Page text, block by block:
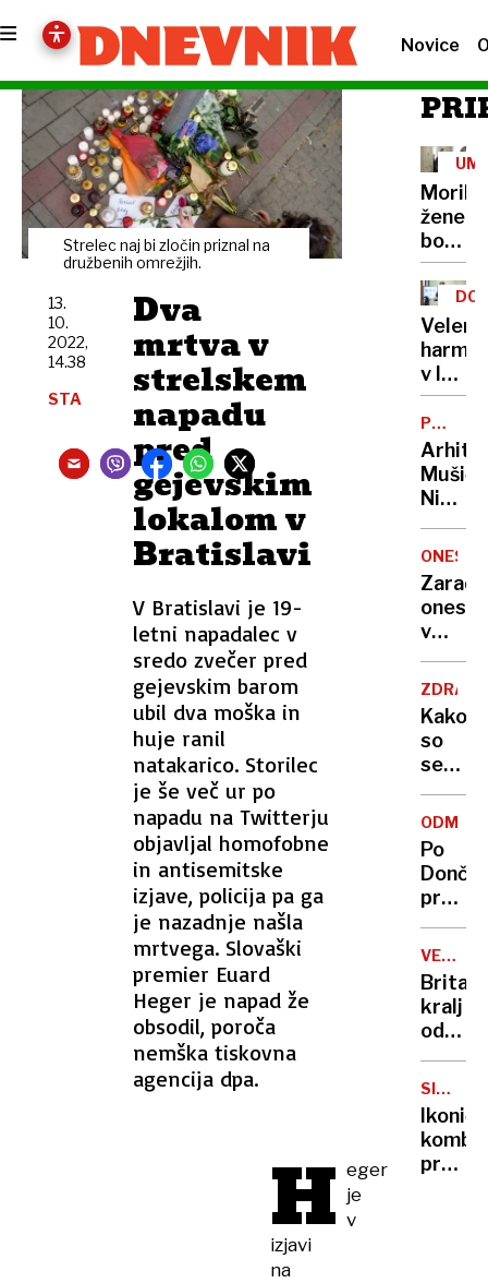
Novice
Strelec naj bi zločin priznal na
družbenih omrežjih.
Dva
mrtva v
strelskem
napadu
pred
gejevskim
lokalom v
Bratislavi
V Bratislavi je 19-
letni napadalec v
sredo zvečer pred
gejevskim barom
ubil dva moška in
huje ranil
natakarico. Storilec
je še več ur po
napadu na Twitterju
objavljal homofobne
in antisemitske
izjave, policija pa ga
je nazadnje našla
mrtvega. Slovaški
premier Euard
Heger je napad že
obsodil, poroča
nemška tiskovna
agencija dpa.
13.
10.
2022,
14.38
STA
H eger
je
v
izjavi
na
žene
bo
sedel
21
let
v lov
na
nov
rekord
CENTER
Mušič:
Nikoli
nisem
da je
to v
moji
sploh
Zaradi
v
delu
voda
Kako
so
se
cilji
vlade
Po
Karma
je
psica,
Nico
pa
njen
sin
VELIKA
kralj
zaradi
raka
SIMBOL
kombi